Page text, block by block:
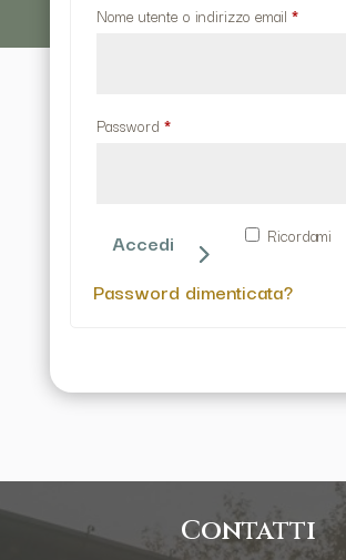
Nome utente o indirizzo email *Richiesto
Password *Richiesto
Ricordami
Accedi
Password dimenticata?
Contatti